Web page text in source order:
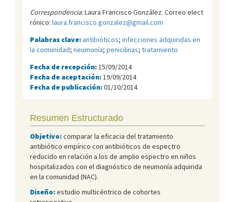
Correspondencia:Laura Francisco González. Correo elect
rónico: laura.francisco.gonzalez@gmail.com
Palabras clave:antibióticos; infecciones adquiridas en
la comunidad; neumonía; penicilinas; tratamiento
Fecha de recepción: 15/09/2014
Fecha de aceptación: 19/09/2014
Fecha de publicación:01/10/2014
Resumen Estructurado
Objetivo:comparar la eficacia del tratamiento
antibiótico empírico con antibióticos de espectro
reducido en relación a los de amplio espectro en niños
hospitalizados con el diagnóstico de neumonía adquirida
en la comunidad (NAC).
Diseño:estudio multicéntrico de cohortes